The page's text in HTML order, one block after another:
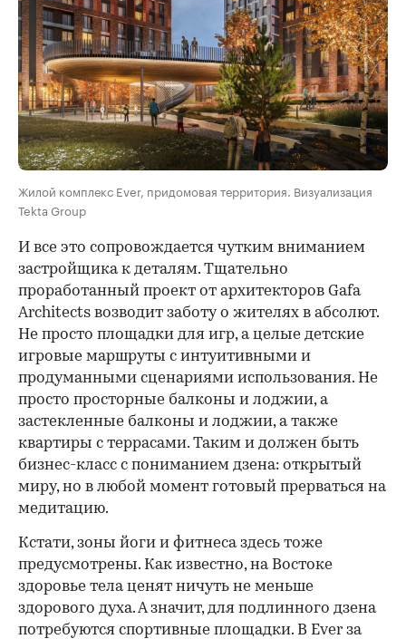
Жилой комплекс Ever, придомовая территория. Визуализация
Tekta Group
И все это сопровождается чутким вниманием
застройщика к деталям. Тщательно
проработанный проект от архитекторов Gafa
Architects возводит заботу о жителях в абсолют.
Не просто площадки для игр, а целые детские
игровые маршруты с интуитивными и
продуманными сценариями использования. Не
просто просторные балконы и лоджии, а
застекленные балконы и лоджии, а также
квартиры с террасами. Таким и должен быть
бизнес-класс с пониманием дзена: открытый
миру, но в любой момент готовый прерваться на
медитацию.
Кстати, зоны йоги и фитнеса здесь тоже
предусмотрены. Как известно, на Востоке
здоровье тела ценят ничуть не меньше
здорового духа. А значит, для подлинного дзена
потребуются спортивные площадки. В Ever за